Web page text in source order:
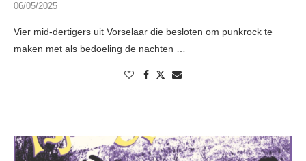
06/05/2025
Vier mid-dertigers uit Vorselaar die besloten om punkrock te
maken met als bedoeling de nachten …